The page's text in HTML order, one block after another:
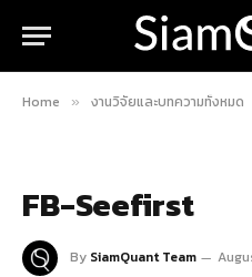
Home » งานวิจัยและบทความทั้งหมด
FB-Seefirst
By SiamQuant Team